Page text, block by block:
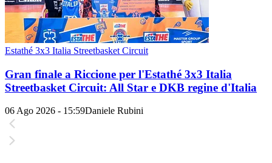
Estathé 3x3 Italia Streetbasket Circuit
Gran finale a Riccione per l'Estathé 3x3 Italia
Streetbasket Circuit: All Star e DKB regine d'Italia
06 Ago 2026 - 15:59Daniele Rubini